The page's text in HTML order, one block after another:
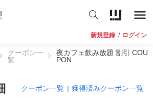
新規登録 / ログイン
クーポン一
覧
夜カフェ飲み放題 割引 COU
PON
クーポン一覧 | 獲得済みクーポン一覧